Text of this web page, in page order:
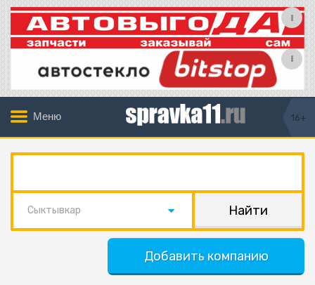
Меню 16+
Сыктывкар
Добавить компанию